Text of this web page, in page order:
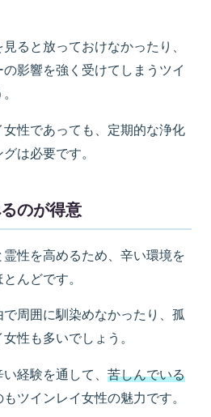
ると放っておけなかったり、
影響を強く受けてしまうツイ
性であっても、定期的な浄化
は必要です。
のが得意
性を高めるため、辛い環境を
んどです。
周囲に馴染めなかったり、孤
性も多いでしょう。
経験を通して、 苦しんでいる
もツインレイ女性の魅力です。